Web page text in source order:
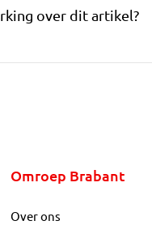
over dit artikel?
Omroep Brabant
Over ons